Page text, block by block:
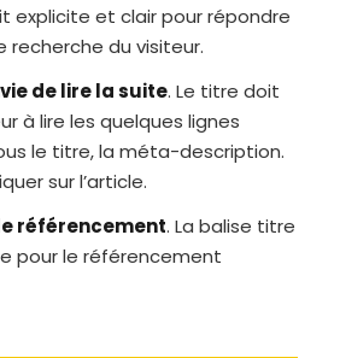
explicite et clair pour répondre
recherche du visiteur.
de lire la suite. Le titre doit
à lire les quelques lignes
le titre, la méta-description.
sur l’article.
référencement. La balise titre
pour le référencement